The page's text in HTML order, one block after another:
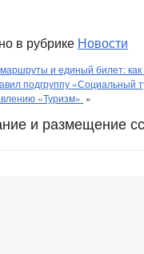
в рубрике Новости
и единый билет:
подгруппу «Социальный
«Туризм» »
и размещение